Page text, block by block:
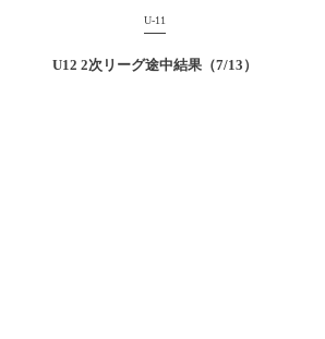
U-11
U12 2次リーグ途中結果（7/13）